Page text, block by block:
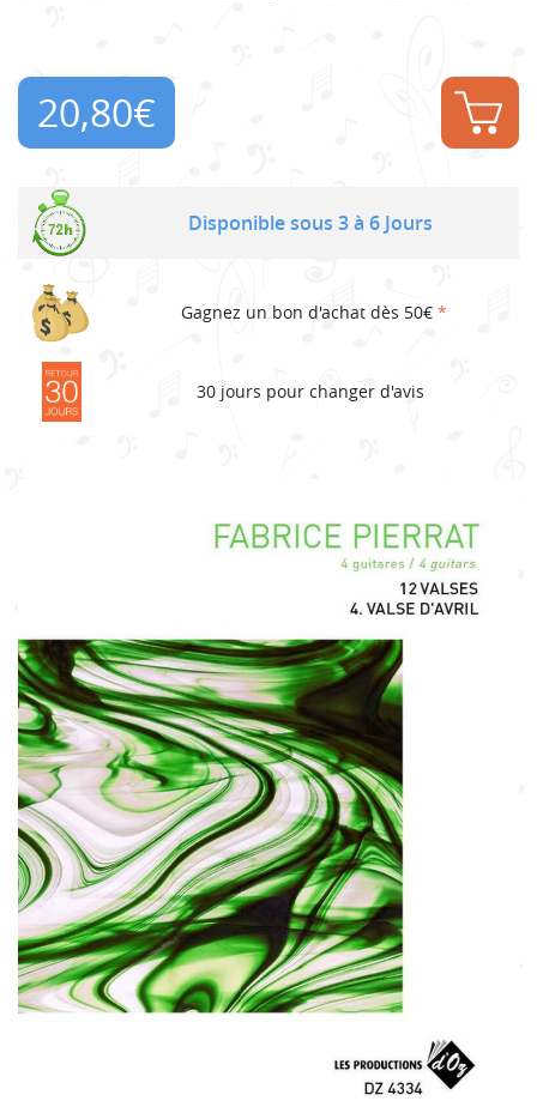
20,80€
Disponible sous 3 à 6 Jours
Gagnez un bon d'achat dès 50€ *
30 jours pour changer d'avis